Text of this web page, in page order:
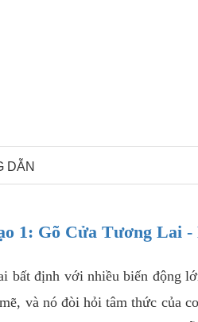
DẪN
1: Gõ Cửa Tương Lai -
bất định với nhiều biến động
và nó đòi hỏi tâm thức của